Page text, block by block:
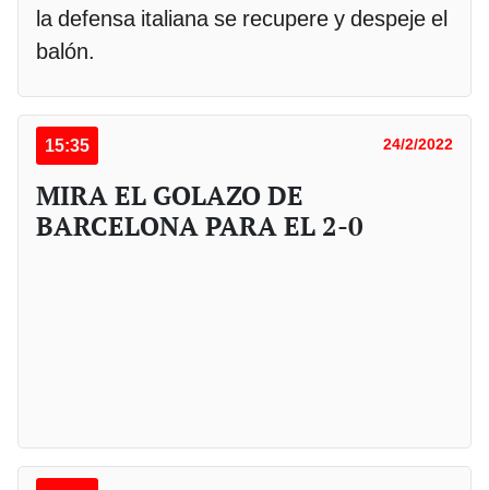
la defensa italiana se recupere y despeje el
balón.
15:35 24/2/2022
MIRA EL GOLAZO DE
BARCELONA PARA EL 2-0